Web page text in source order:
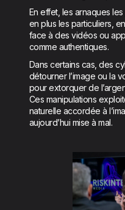
En effet, les arnaques
en plus les particuliers,
face à des vidéos ou
comme authentiques.
Dans certains cas, des
détourner l’image ou la
pour extorquer de
Ces manipulations
naturelle accordée à
aujourd’hui mise à mal.